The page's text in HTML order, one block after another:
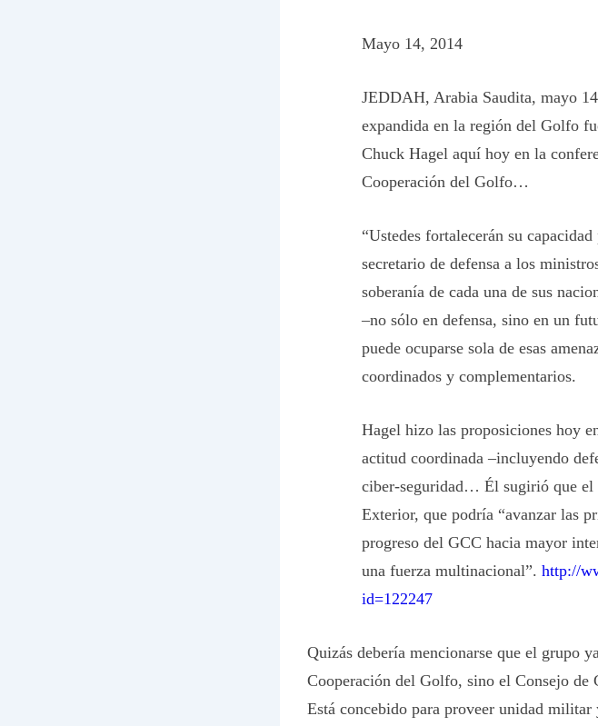
Mayo 14, 2014
JEDDAH, Arabia Saudita, mayo
expandida en la región del Golfo
Chuck Hagel aquí hoy en la
Cooperación del Golfo…
“Ustedes fortalecerán su
secretario de defensa a los
soberanía de cada una de sus
–no sólo en defensa, sino en un
puede ocuparse sola de esas
coordinados y complementarios.
Hagel hizo las proposiciones hoy
actitud coordinada –incluyendo
ciber-seguridad… Él sugirió que el
Exterior, que podría “avanzar las
progreso del GCC hacia mayor
una fuerza multinacional”. http://
id=122247
Quizás debería mencionarse que el grupo
Cooperación del Golfo, sino el Consejo de
Está concebido para proveer unidad